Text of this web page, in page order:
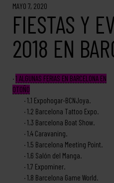
MAYO 7, 2020
FIESTAS Y
2018 EN
1 ALGUNAS FERIAS EN BARCELONA EN
OTOÑO
1.1 Expohogar-BCNJoya.
1.2 Barcelona Tattoo Expo.
1.3 Barcelona Boat Show.
1.4Caravaning.
1.5 Barcelona Meeting Point.
1.6 Salón del Manga.
1.7 Expominer.
1.8 Barcelona Game World.